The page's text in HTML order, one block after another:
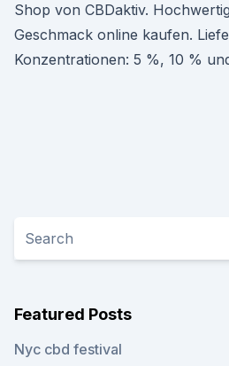
Shop von CBDaktiv.
Geschmack online kaufen.
Konzentrationen: 5 %, 10 %
Featured Posts
Nyc cbd festival